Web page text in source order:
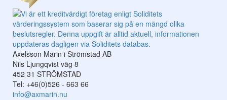
Axelsson Marin i Strömstad AB
Nils Ljungqvist väg 8
452 31 STRÖMSTAD
Tel: +46(0)526 - 663 66
info@axmarin.nu